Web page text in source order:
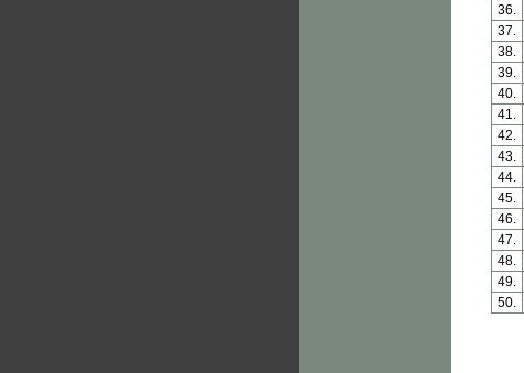
36.
37.
38.
39.
40.
41.
42.
43.
44.
45.
46.
47.
48.
49.
50.